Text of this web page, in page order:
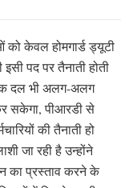
केवल होमगार्ड ड्यूटी
पद पर तैनाती होती
दल भी अलग-अलग
सकेगा, पीआरडी से
की तैनाती हो
जा रही है उन्होंने
का प्रस्ताव करने के